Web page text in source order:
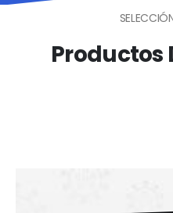
Productos